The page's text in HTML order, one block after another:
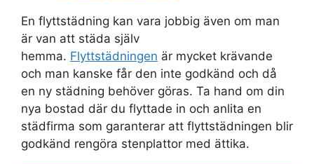
En flyttstädning kan vara jobbig även om man
är van att städa själv
hemma. Flyttstädningen är mycket krävande
och man kanske får den inte godkänd och då
en ny städning behöver göras. Ta hand om din
nya bostad där du flyttade in och anlita en
städfirma som garanterar att flyttstädningen blir
godkänd rengöra stenplattor med ättika.